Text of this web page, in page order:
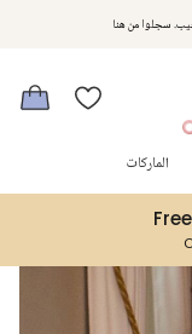
حصرية وعروض مصممة خصيصا لتلبي
الماركات